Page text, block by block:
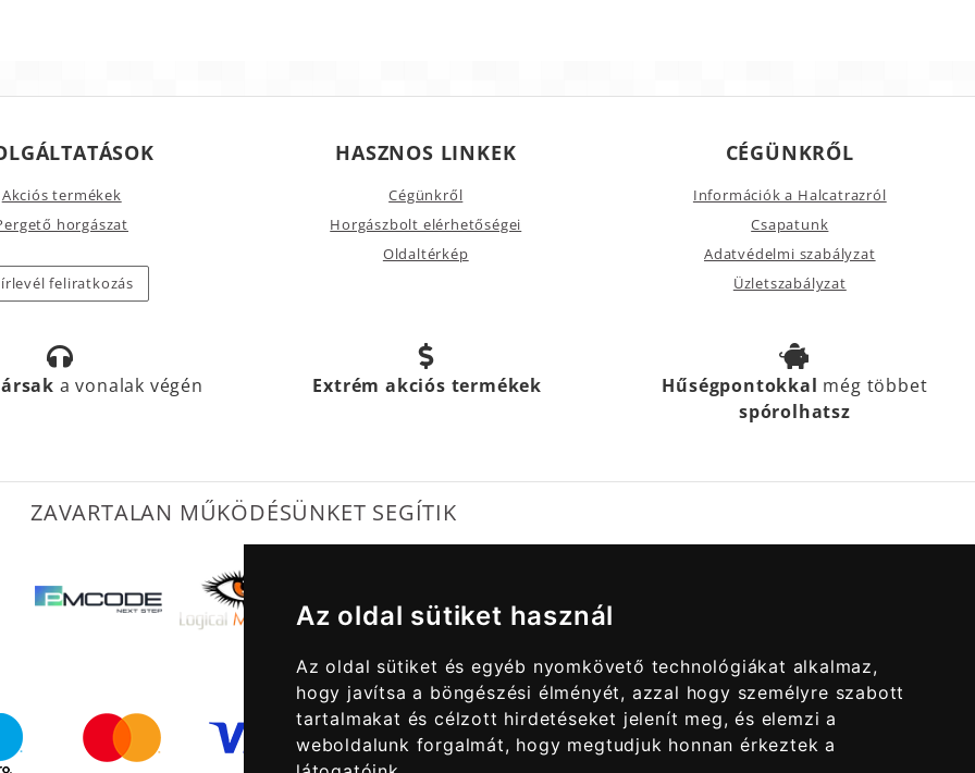
Az oldal sütiket használ
Az oldal sütiket és egyéb nyomkövető technológiákat alkalmaz,
hogy javítsa a böngészési élményét, azzal hogy személyre szabott
tartalmakat és célzott hirdetéseket jelenít meg, és elemzi a
weboldalunk forgalmát, hogy megtudjuk honnan érkeztek a
Akciós termékek
horgászat
feliratkozás
HASZNOS LINKEK
Cégünkről
Horgászbolt elérhetőségei
Oldaltérkép
CÉGÜNKRŐL
Információk a Halcatrazról
Csapatunk
Adatvédelmi szabályzat
Üzletszabályzat
a vonalak végén Extrém akciós termékek Hűségpontokkal még többet
spórolhatsz
ZAVARTALAN MŰKÖDÉSÜNKET SEGÍTIK